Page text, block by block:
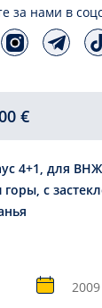
за нами в
€
4+1, для
с
2009